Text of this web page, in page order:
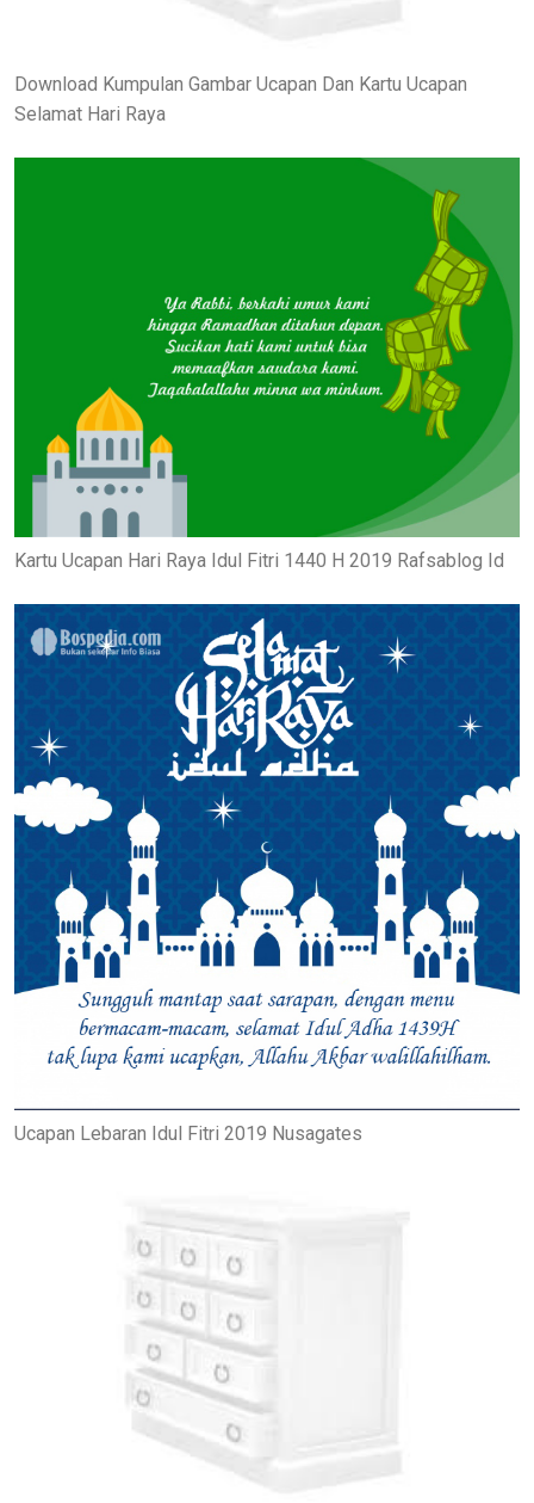
Download Kumpulan Gambar Ucapan Dan Kartu Ucapan
Selamat Hari Raya
Kartu Ucapan Hari Raya Idul Fitri 1440 H 2019 Rafsablog Id
Ucapan Lebaran Idul Fitri 2019 Nusagates